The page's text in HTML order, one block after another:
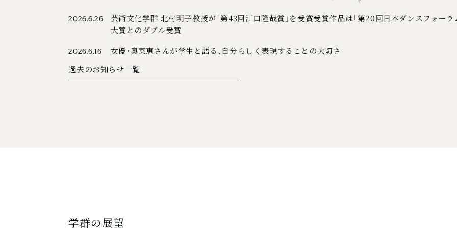
2026.6.26
芸術文化学群 北村明子教授が「第43回江口隆哉賞」を受賞受賞作品は「第20回日本ダンスフォーラ
大賞とのダブル受賞
2026.6.16
女優・奥菜恵さんが学生と語る、自分らしく表現することの大切さ
過去のお知らせ一覧
学群の展望